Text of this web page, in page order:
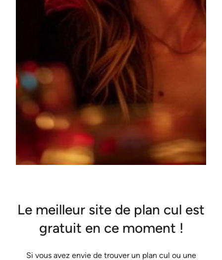
Le meilleur site de plan cul est
gratuit en ce moment !
Si vous avez envie de trouver un plan cul ou une